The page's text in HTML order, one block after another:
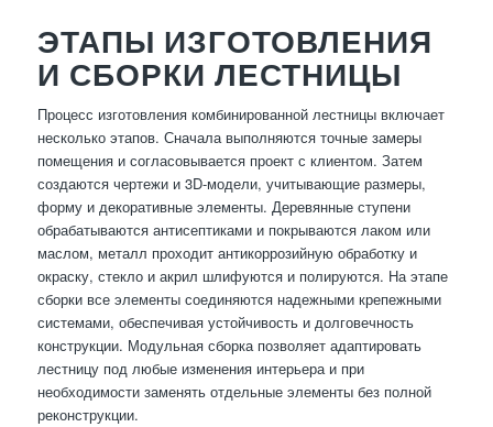
ЭТАПЫ ИЗГОТОВЛЕНИЯ
И СБОРКИ ЛЕСТНИЦЫ
Процесс изготовления комбинированной лестницы включает
несколько этапов. Сначала выполняются точные замеры
помещения и согласовывается проект с клиентом. Затем
создаются чертежи и 3D-модели, учитывающие размеры,
форму и декоративные элементы. Деревянные ступени
обрабатываются антисептиками и покрываются лаком или
маслом, металл проходит антикоррозийную обработку и
окраску, стекло и акрил шлифуются и полируются. На этапе
сборки все элементы соединяются надежными крепежными
системами, обеспечивая устойчивость и долговечность
конструкции. Модульная сборка позволяет адаптировать
лестницу под любые изменения интерьера и при
необходимости заменять отдельные элементы без полной
реконструкции.